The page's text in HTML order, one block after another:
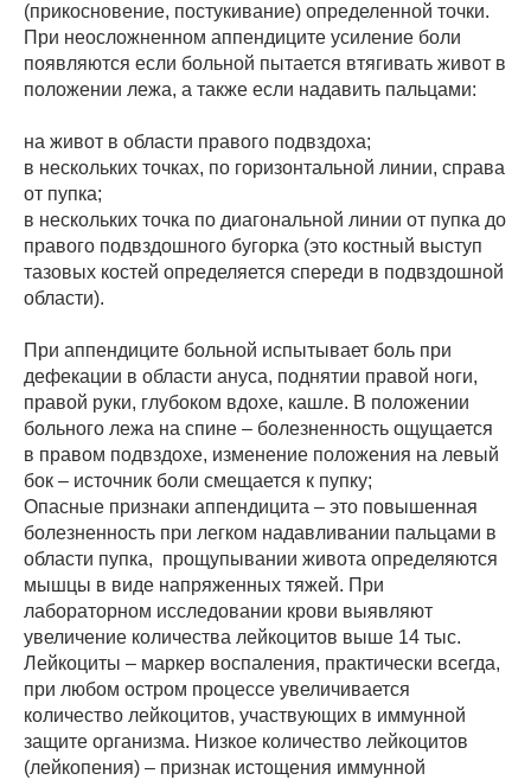
(прикосновение, постукивание) определенной точки.
При неосложненном аппендиците усиление боли
появляются если больной пытается втягивать живот в
положении лежа, а также если надавить пальцами:
на живот в области правого подвздоха;
в нескольких точках, по горизонтальной линии, справа
от пупка;
в нескольких точка по диагональной линии от пупка до
правого подвздошного бугорка (это костный выступ
тазовых костей определяется спереди в подвздошной
области).
При аппендиците больной испытывает боль при
дефекации в области ануса, поднятии правой ноги,
правой руки, глубоком вдохе, кашле. В положении
больного лежа на спине – болезненность ощущается
в правом подвздохе, изменение положения на левый
бок – источник боли смещается к пупку;
Опасные признаки аппендицита – это повышенная
болезненность при легком надавливании пальцами в
области пупка, прощупывании живота определяются
мышцы в виде напряженных тяжей. При
лабораторном исследовании крови выявляют
увеличение количества лейкоцитов выше 14 тыс.
Лейкоциты – маркер воспаления, практически всегда,
при любом остром процессе увеличивается
количество лейкоцитов, участвующих в иммунной
защите организма. Низкое количество лейкоцитов
(лейкопения) – признак истощения иммунной